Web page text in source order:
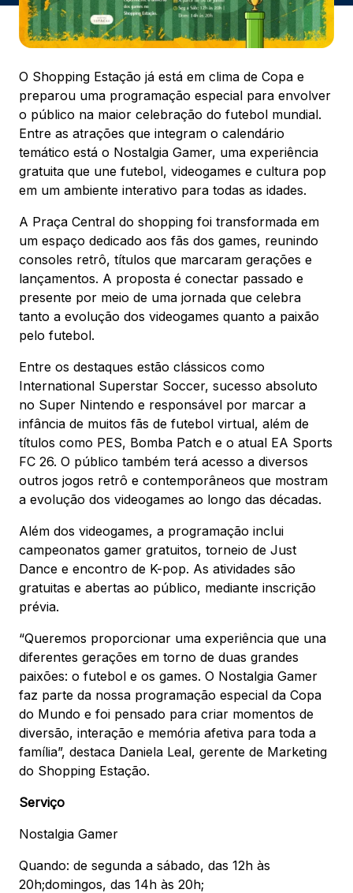
ENDEREÇO
Av. Sete de Setembro, 2775 - Rebouças -
Curitiba, PR - CEP: 80230010
Ver local
Chamar Uber
CONTATO
(41) 3094-5300
WhatsApp
Comodidades Cinema Vitrine Virtual
Mapa Virtual
O Shopping Estação já está em clima de Copa e
preparou uma programação especial para envolver
o público na maior celebração do futebol mundial.
Entre as atrações que integram o calendário
temático está o Nostalgia Gamer, uma experiência
gratuita que une futebol, videogames e cultura pop
em um ambiente interativo para todas as idades.
A Praça Central do shopping foi transformada em
um espaço dedicado aos fãs dos games, reunindo
consoles retrô, títulos que marcaram gerações e
lançamentos. A proposta é conectar passado e
presente por meio de uma jornada que celebra
tanto a evolução dos videogames quanto a paixão
pelo futebol.
Entre os destaques estão clássicos como
International Superstar Soccer, sucesso absoluto
no Super Nintendo e responsável por marcar a
infância de muitos fãs de futebol virtual, além de
títulos como PES, Bomba Patch e o atual EA Sports
FC 26. O público também terá acesso a diversos
outros jogos retrô e contemporâneos que mostram
a evolução dos videogames ao longo das décadas.
Além dos videogames, a programação inclui
campeonatos gamer gratuitos, torneio de Just
Dance e encontro de K-pop. As atividades são
gratuitas e abertas ao público, mediante inscrição
prévia.
“Queremos proporcionar uma experiência que una
diferentes gerações em torno de duas grandes
paixões: o futebol e os games. O Nostalgia Gamer
faz parte da nossa programação especial da Copa
do Mundo e foi pensado para criar momentos de
diversão, interação e memória afetiva para toda a
família”, destaca Daniela Leal, gerente de Marketing
do Shopping Estação.
Serviço
Nostalgia Gamer
Quando: de segunda a sábado, das 12h às
20h;domingos, das 14h às 20h;